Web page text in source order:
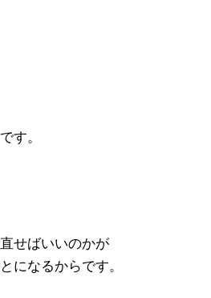
す。
せばいいのかが
になるからです。